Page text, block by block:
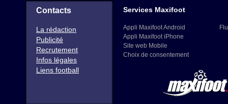
Contacts
La rédaction
Publicité
Recrutement
Infos légales
Liens football
Services Maxifoot
Appli Maxifoot Android
Appli Maxifoot iPhone
Site web Mobile
Choix de consentement